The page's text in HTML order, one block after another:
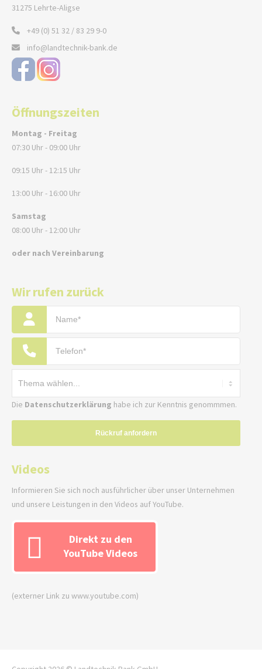
31275 Lehrte-Aligse
+49 (0) 51 32 / 83 29 9-0
info@landtechnik-bank.de
Öffnungszeiten
Montag - Freitag
07:30 Uhr - 09:00 Uhr
09:15 Uhr - 12:15 Uhr
13:00 Uhr - 16:00 Uhr
Samstag
08:00 Uhr - 12:00 Uhr
oder nach Vereinbarung
Wir rufen zurück
Die Datenschutzerklärung habe ich zur Kenntnis genommmen.
Rückruf anfordern
Videos
Informieren Sie sich noch ausführlicher über unser Unternehmen
und unsere Leistungen in den Videos auf YouTube.
Direkt zu den
YouTube Videos
(externer Link zu www.youtube.com)